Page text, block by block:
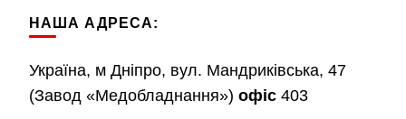
НАША АДРЕСА:
Україна, м Дніпро, вул. Мандриківська, 47
(Завод «Медобладнання») офіс 403